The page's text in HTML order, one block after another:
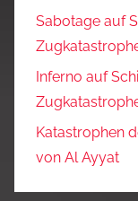
Sabotage auf
Inferno auf
Katastrophen
von Al Ayyat